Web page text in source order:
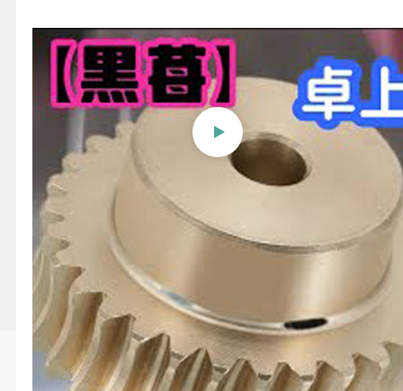
【黒苺】旋盤でギア作る方
法 How to make a worm
wheel on a lathe